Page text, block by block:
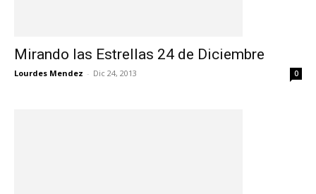
Mirando las Estrellas 24 de Diciembre
Lourdes Mendez - Dic 24, 2013 0